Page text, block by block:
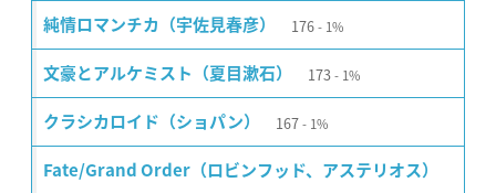
純情ロマンチカ（宇佐見春彦） 176 1%
文豪とアルケミスト（夏目漱石） 173 1%
クラシカロイド（ショパン） 167 1%
Fate/Grand Order（ロビンフッド、アステリオス）